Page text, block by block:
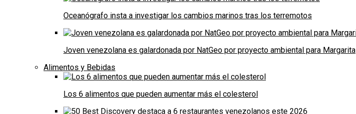
Oceanógrafo insta a investigar los cambios marinos tras los terremotos
Joven venezolana es galardonada por NatGeo por proyecto ambiental para Margarita
Alimentos y Bebidas
Los 6 alimentos que pueden aumentar más el colesterol